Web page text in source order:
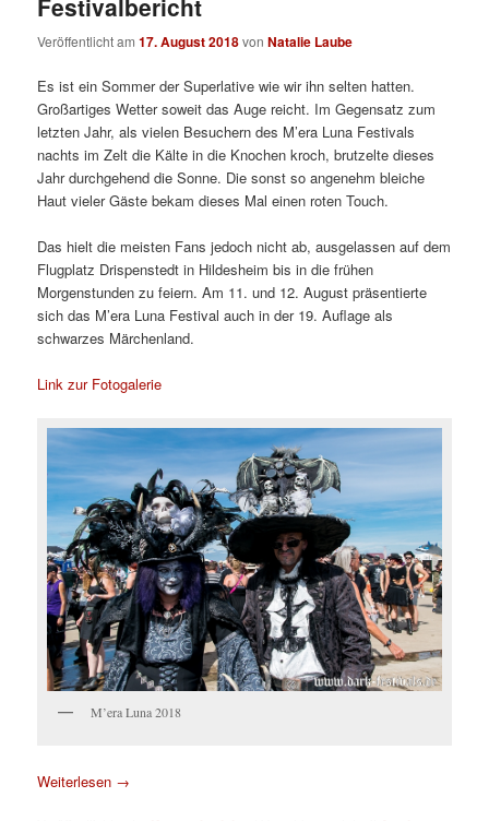
Festivalbericht
Veröffentlicht am17. August 2018vonNatalie Laube
Es ist ein Sommer der Superlative wie wir ihn selten hatten.
Großartiges Wetter soweit das Auge reicht. Im Gegensatz zum
letzten Jahr, als vielen Besuchern des M’era Luna Festivals
nachts im Zelt die Kälte in die Knochen kroch, brutzelte dieses
Jahr durchgehend die Sonne. Die sonst so angenehm bleiche
Haut vieler Gäste bekam dieses Mal einen roten Touch.
Das hielt die meisten Fans jedoch nicht ab, ausgelassen auf dem
Flugplatz Drispenstedt in Hildesheim bis in die frühen
Morgenstunden zu feiern. Am 11. und 12. August präsentierte
sich das M’era Luna Festival auch in der 19. Auflage als
schwarzes Märchenland.
Link zur Fotogalerie
M’era Luna 2018
Weiterlesen →